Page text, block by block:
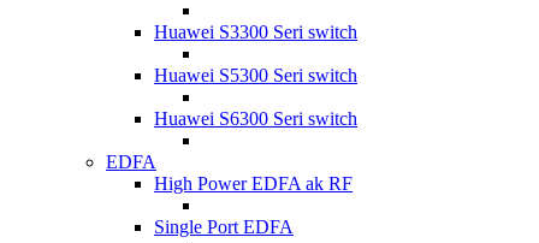
Huawei S3300 Seri switch
Huawei S5300 Seri switch
Huawei S6300 Seri switch
EDFA
High Power EDFA ak RF
Single Port EDFA